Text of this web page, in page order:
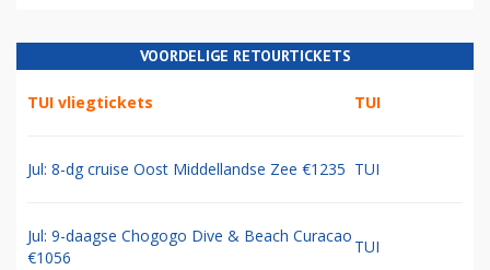
VOORDELIGE RETOURTICKETS
TUI vliegtickets TUI
Jul: 8-dg cruise Oost Middellandse Zee €1235 TUI
Jul: 9-daagse Chogogo Dive & Beach Curacao
€1056
TUI